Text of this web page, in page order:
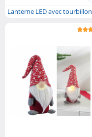
Lanterne LED avec tourbillon